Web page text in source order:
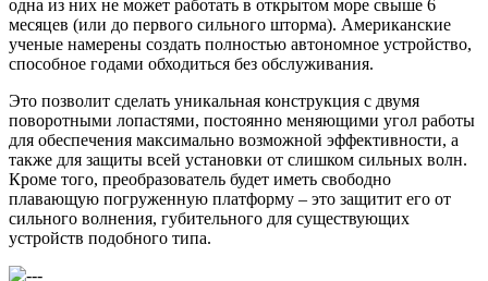
одна из них не может работать в открытом море свыше 6
месяцев (или до первого сильного шторма). Американские
ученые намерены создать полностью автономное устройство,
способное годами обходиться без обслуживания.
Это позволит сделать уникальная конструкция с двумя
поворотными лопастями, постоянно меняющими угол работы
для обеспечения максимально возможной эффективности, а
также для защиты всей установки от слишком сильных волн.
Кроме того, преобразователь будет иметь свободно
плавающую погруженную платформу – это защитит его от
сильного волнения, губительного для существующих
устройств подобного типа.